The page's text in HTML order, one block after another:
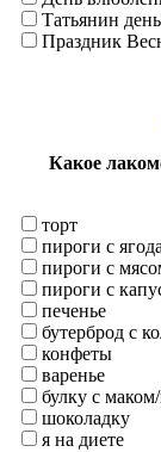
Татьянин
Праздник
Какое
торт
пироги с
пироги с
пироги с
печенье
бутерброд с
конфеты
варенье
булку с
шоколадку
я на диете